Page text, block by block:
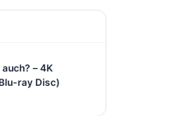
– 4K
ray Disc)